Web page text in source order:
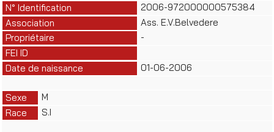
N° Identification
2006-972000000575384
Association
Ass. E.V.Belvedere
Propriétaire
-
FEI ID
Date de naissance
01-06-2006
Sexe
M
Race
S.I